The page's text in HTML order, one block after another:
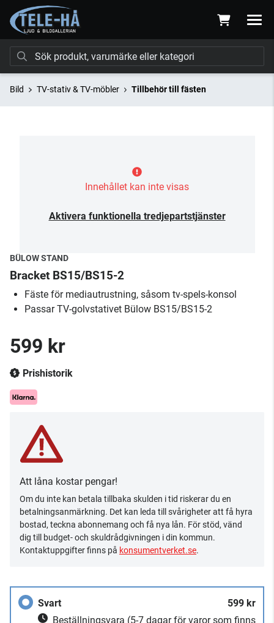
Bild TV-stativ & TV-möbler Tillbehör till fästen
Innehållet kan inte visas
Aktivera funktionella tredjepartstjänster
BÜLOW STAND
Bracket BS15/BS15-2
Fäste för mediautrustning, såsom tv-spels-konsol
Passar TV-golvstativet Bülow BS15/BS15-2
599 kr
Prishistorik
Att låna kostar pengar!
Om du inte kan betala tillbaka skulden i tid riskerar du en
betalningsanmärkning. Det kan leda till svårigheter att få hyra
bostad, teckna abonnemang och få nya lån. För stöd, vänd
dig till budget- och skuldrådgivningen i din kommun.
Kontaktuppgifter finns på konsumentverket.se.
Svart
599 kr
Beställningsvara (5-7 dagar för varor som finns